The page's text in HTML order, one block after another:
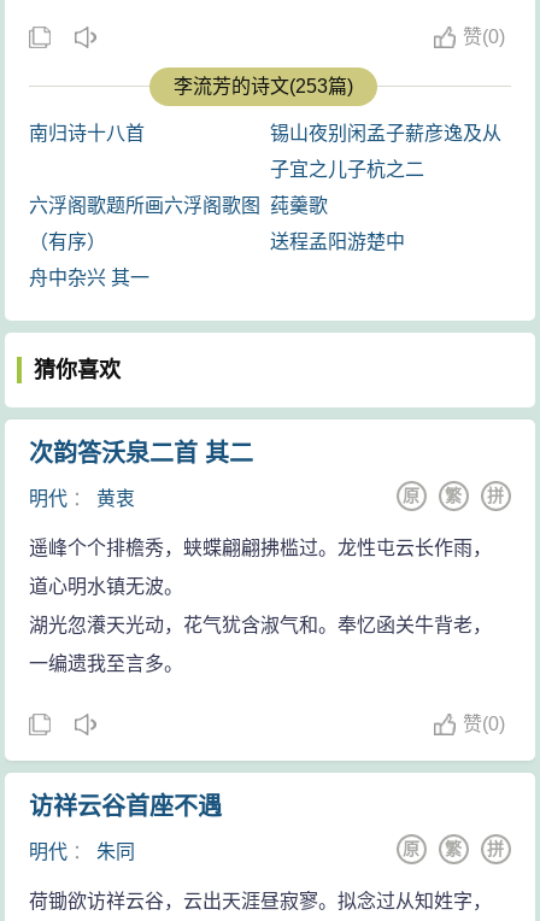
音动地，就更令人心惊魄动，望河兴叹了。“平野”句承上
文“寒沙”，描绘大河两岸辽阔而苍凉的景象。平坦如砥的
原野向四方延展，广大荒远，似与天接，尤其在星月辉
映的夜里，更给人以浩茫无垠的感觉。这一联看似纯写
景物，其实也融会着深沉的情思。那奔腾不息的河水，
震天动地的水声，像金戈铁马，千军突进，似乎激起诗
人心潮的波荡、轰鸣；那连接着远天的广漠原野，像一
幅巨大的历史画卷，闪现着王朝兴衰、逐鹿争战的情
景，牵动着诗人的神经。二句中，有动景有静景，有物
五六句写作者面对喧嚣的黄河发出的感叹。刘勰
（《文心雕龙》）王夫之也说：“夫景以情合，情以景
生。”（《姜斋诗话》）正是由于眼前奔腾喧嚣的黄河，
似战场的寒沙平野，刺激着诗人的感官，触发他对时局
和社会人生的思考，才使他慨然发出“吴会书难达，燕台
路正长”的感叹。“燕台路”，指作者进身受任、报国建功之
窘到极点了。此二句直抒胸臆，全是写情，但透过诗句
表层，南国的辽远，北野的苍茫和诗人南顾北望、引领
长叹的情态都鲜明可见。这种寓景于情的写法，丰富了
人，侨居嘉定（今属上海市）。三十
二岁中举人，后绝意仕途。诗文多写
景酬赠之作，风格清新自然。与唐时
升、娄坚、程嘉燧合称“嘉定四先
生”。擅画山水，学吴镇、黄公望，
峻爽流畅，为“画中九友”之一。亦工
赞(0)
李流芳的诗文(253篇)
南归诗十八首
锡山夜别闲孟子薪彦逸及从
子宜之儿子杭之二
六浮阁歌题所画六浮阁歌图
（有序）
莼羹歌
送程孟阳游楚中
舟中杂兴 其一
猜你喜欢
次韵答沃泉二首 其二
明代 ：黄衷 拼
繁
原
遥峰个个排檐秀，蛱蝶翩翩拂槛过。龙性屯云长作雨，
道心明水镇无波。
湖光忽瀁天光动，花气犹含淑气和。奉忆函关牛背老，
一编遗我至言多。
赞(0)
访祥云谷首座不遇
明代 ： 朱同 拼
繁
原
荷锄欲访祥云谷，云出天涯昼寂寥。拟念过从知姓字，